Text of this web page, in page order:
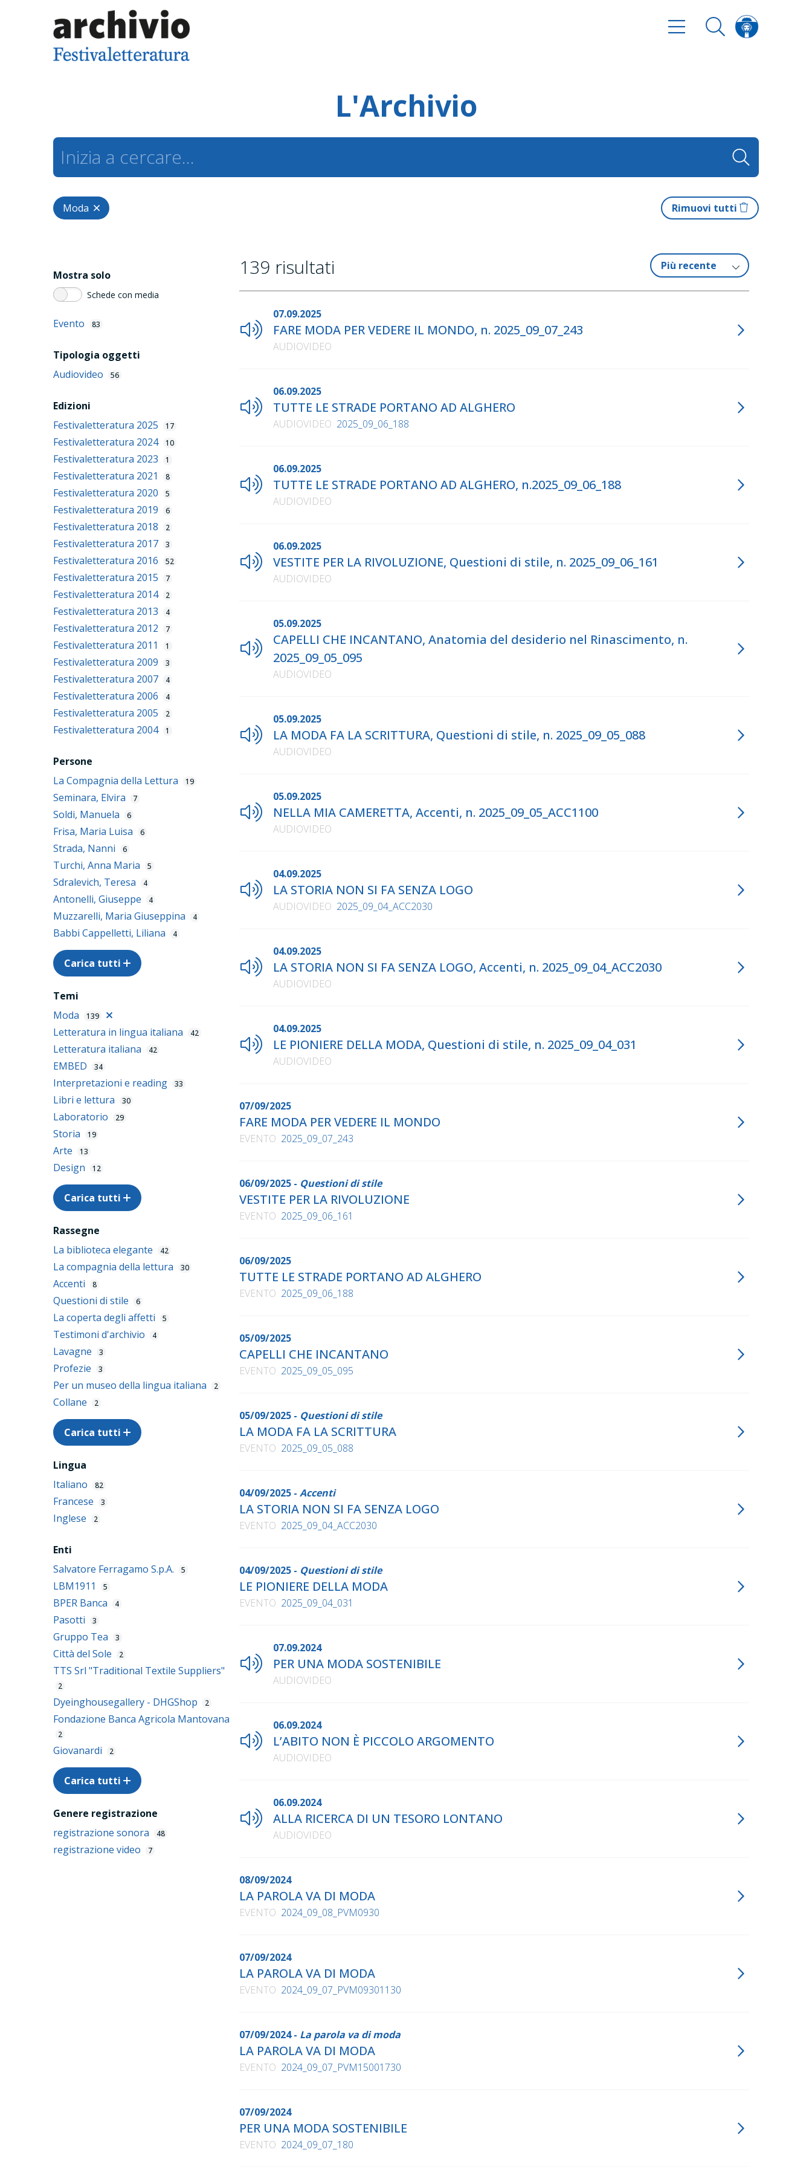
L'Archivio
Moda Rimuovi tutti
Mostra solo
Schede con media
Evento 83
Tipologia oggetti
Audiovideo
56
Edizioni
Festivaletteratura 2025
17
Festivaletteratura 2024 10
Festivaletteratura 2023 1
Festivaletteratura 2021 8
Festivaletteratura 2020 5
Festivaletteratura 2019 6
Festivaletteratura 2018 2
Festivaletteratura 2017 3
Festivaletteratura 2016 52
Festivaletteratura 2015 7
Festivaletteratura 2014 2
Festivaletteratura 2013 4
Festivaletteratura 2012 7
Festivaletteratura 2011 1
Festivaletteratura 2009 3
Festivaletteratura 2007 4
Festivaletteratura 2006 4
Festivaletteratura 2005 2
Festivaletteratura 2004 1
Persone
La Compagnia della Lettura
19
Seminara, Elvira 7
Soldi, Manuela 6
Frisa, Maria Luisa 6
Strada, Nanni 6
Turchi, Anna Maria 5
Sdralevich, Teresa 4
Antonelli, Giuseppe 4
Muzzarelli, Maria Giuseppina 4
Babbi Cappelletti, Liliana 4
Carica tutti
Temi
Moda
139
Letteratura in lingua italiana 42
Letteratura italiana 42
EMBED 34
Interpretazioni e reading 33
Libri e lettura 30
Laboratorio 29
Storia 19
Arte 13
Design 12
Carica tutti
Rassegne
La biblioteca elegante
42
La compagnia della lettura 30
Accenti 8
Questioni di stile 6
La coperta degli affetti 5
Testimoni d'archivio 4
Lavagne 3
Profezie 3
Per un museo della lingua italiana 2
Collane 2
Carica tutti
Lingua
Italiano
82
Francese 3
Inglese 2
Enti
Salvatore Ferragamo S.p.A.
5
LBM1911 5
BPER Banca 4
Pasotti 3
Gruppo Tea 3
Città del Sole 2
TTS Srl "Traditional Textile Suppliers"
2
Dyeinghousegallery - DHGShop 2
Fondazione Banca Agricola Mantovana
2
Giovanardi 2
Carica tutti
Genere registrazione
registrazione sonora
48
registrazione video 7
139 risultati
07.09.2025
FARE MODA PER VEDERE IL MONDO, n. 2025_09_07_243
AUDIOVIDEO
06.09.2025
TUTTE LE STRADE PORTANO AD ALGHERO
AUDIOVIDEO 2025_09_06_188
06.09.2025
TUTTE LE STRADE PORTANO AD ALGHERO, n.2025_09_06_188
AUDIOVIDEO
06.09.2025
VESTITE PER LA RIVOLUZIONE, Questioni di stile, n. 2025_09_06_161
AUDIOVIDEO
05.09.2025
CAPELLI CHE INCANTANO, Anatomia del desiderio nel Rinascimento, n.
2025_09_05_095
AUDIOVIDEO
05.09.2025
LA MODA FA LA SCRITTURA, Questioni di stile, n. 2025_09_05_088
AUDIOVIDEO
05.09.2025
NELLA MIA CAMERETTA, Accenti, n. 2025_09_05_ACC1100
AUDIOVIDEO
04.09.2025
LA STORIA NON SI FA SENZA LOGO
AUDIOVIDEO 2025_09_04_ACC2030
04.09.2025
LA STORIA NON SI FA SENZA LOGO, Accenti, n. 2025_09_04_ACC2030
AUDIOVIDEO
04.09.2025
LE PIONIERE DELLA MODA, Questioni di stile, n. 2025_09_04_031
AUDIOVIDEO
07/09/2025
FARE MODA PER VEDERE IL MONDO
EVENTO 2025_09_07_243
06/09/2025 - Questioni di stile
VESTITE PER LA RIVOLUZIONE
EVENTO 2025_09_06_161
06/09/2025
TUTTE LE STRADE PORTANO AD ALGHERO
EVENTO 2025_09_06_188
05/09/2025
CAPELLI CHE INCANTANO
EVENTO 2025_09_05_095
05/09/2025 - Questioni di stile
LA MODA FA LA SCRITTURA
EVENTO 2025_09_05_088
04/09/2025 - Accenti
LA STORIA NON SI FA SENZA LOGO
EVENTO 2025_09_04_ACC2030
04/09/2025 - Questioni di stile
LE PIONIERE DELLA MODA
EVENTO 2025_09_04_031
07.09.2024
PER UNA MODA SOSTENIBILE
AUDIOVIDEO
06.09.2024
L’ABITO NON È PICCOLO ARGOMENTO
AUDIOVIDEO
06.09.2024
ALLA RICERCA DI UN TESORO LONTANO
AUDIOVIDEO
08/09/2024
LA PAROLA VA DI MODA
EVENTO 2024_09_08_PVM0930
07/09/2024
LA PAROLA VA DI MODA
EVENTO 2024_09_07_PVM09301130
07/09/2024 - La parola va di moda
LA PAROLA VA DI MODA
EVENTO 2024_09_07_PVM15001730
07/09/2024
PER UNA MODA SOSTENIBILE
EVENTO 2024_09_07_180